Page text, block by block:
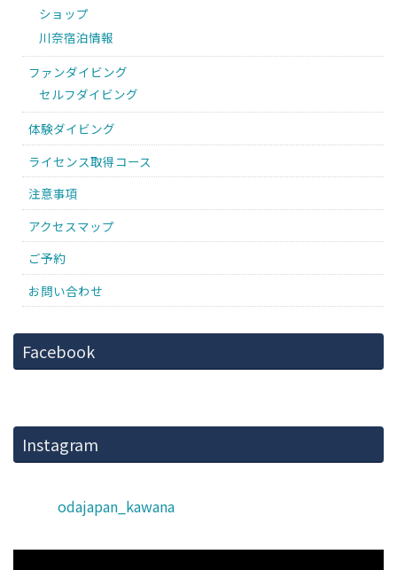
ショップ
川奈宿泊情報
ファンダイビング
セルフダイビング
体験ダイビング
ライセンス取得コース
注意事項
アクセスマップ
ご予約
お問い合わせ
Facebook
Instagram
odajapan_kawana